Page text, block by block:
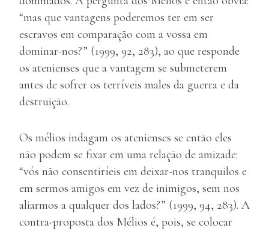
“mas que vantagens poderemos ter em ser
escravos em comparação com a vossa em
dominar-nos?” (1999, 92, 283), ao que responde
os atenienses que a vantagem se submeterem
antes de sofrer os terríveis males da guerra e da
destruição.
Os mélios indagam os atenienses se então eles
não podem se fixar em uma relação de amizade:
“vós não consentiríeis em deixar-nos tranquilos e
em sermos amigos em vez de inimigos, sem nos
aliarmos a qualquer dos lados?” (1999, 94, 283). A
contra-proposta dos Mélios é, pois, se colocar